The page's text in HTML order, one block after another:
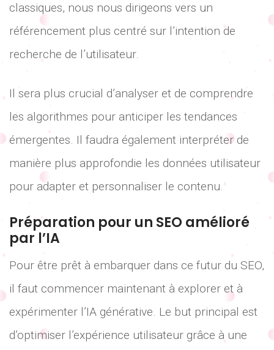
classiques, nous nous dirigeons vers un
référencement plus centré sur l’intention de
recherche de l’utilisateur.
Il sera plus crucial d’analyser et de comprendre
les algorithmes pour anticiper les tendances
émergentes. Il faudra également interpréter de
manière plus approfondie les données utilisateur
pour adapter et personnaliser le contenu.
Préparation pour un SEO amélioré
par l’IA
Pour être prêt à embarquer dans ce futur du SEO,
il faut commencer maintenant à explorer et à
expérimenter l’IA générative. Le but principal est
d’optimiser l’expérience utilisateur grâce à une